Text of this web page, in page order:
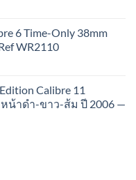
6 Time-Only 38mm
WR2110
Calibre 11
หน้าดำ-ขาว-ส้ม ปี 2006 —